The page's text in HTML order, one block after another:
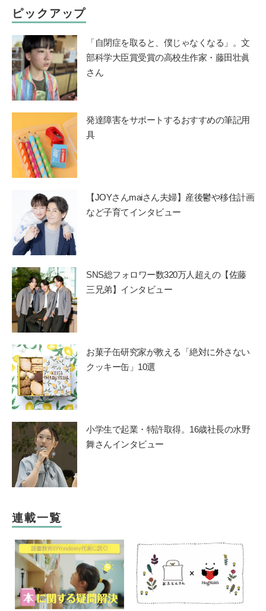
ピックアップ
「自閉症を取ると、僕じゃなくなる」。文
部科学大臣賞受賞の高校生作家・藤田壮眞
さん
発達障害をサポートするおすすめの筆記用
具
【JOYさんmaiさん夫婦】産後鬱や移住計画
など子育てインタビュー
SNS総フォロワー数320万人超えの【佐藤
三兄弟】インタビュー
お菓子缶研究家が教える「絶対に外さない
クッキー缶」10選
小学生で起業・特許取得。16歳社長の水野
舞さんインタビュー
連載一覧